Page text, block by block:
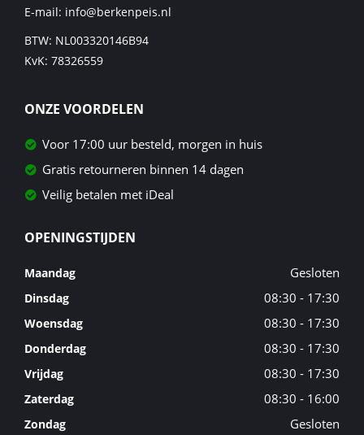
E-mail: info@berkenpeis.nl
BTW: NL003320146B94
KvK: 78326559
ONZE VOORDELEN
Voor 17:00 uur besteld, morgen in huis
Gratis retourneren binnen 14 dagen
Veilig betalen met iDeal
OPENINGSTIJDEN
Maandag Gesloten
Dinsdag 08:30 - 17:30
Woensdag 08:30 - 17:30
Donderdag 08:30 - 17:30
Vrijdag 08:30 - 17:30
Zaterdag 08:30 - 16:00
Zondag Gesloten